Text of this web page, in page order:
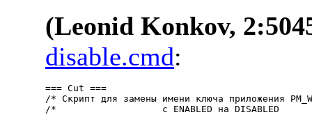
(Leonid Konkov,
disable.cmd:
=== Cut ===
/* Скрипт для замены имени ключа приложения
/*                   с ENABLED на